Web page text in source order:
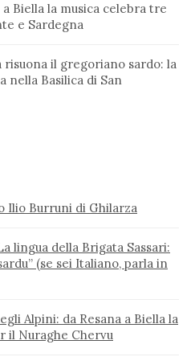
a Biella la musica celebra tre
e Sardegna
il gregoriano sardo: la
nella Basilica di San
Ilio Burruni di Ghilarza
lingua della Brigata Sassari:
(se sei Italiano, parla in
Alpini: da Resana a Biella la
il Nuraghe Chervu